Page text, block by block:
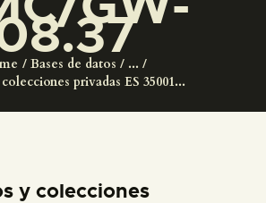
Bases de datos
...
privadas ES 35001...
y colecciones